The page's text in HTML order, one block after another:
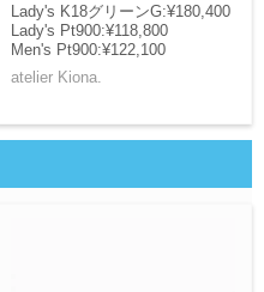
Lady's K18グリーンG:¥180,400
Lady's Pt900:¥118,800
Men's Pt900:¥122,100
atelier Kiona.